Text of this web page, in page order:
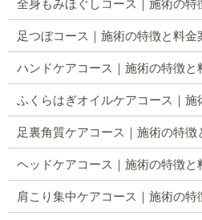
全身もみほぐしコース｜施術の特
足つぼコース｜施術の特徴と料金
ハンドケアコース｜施術の特徴と
ふくらはぎオイルケアコース｜施
足裏角質ケアコース｜施術の特徴
ヘッドケアコース｜施術の特徴と
肩こり集中ケアコース｜施術の特